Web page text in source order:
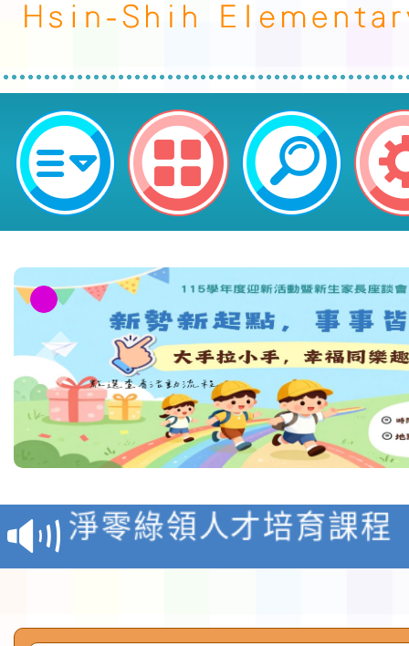
114「校園防毒守門員」師資培訓-
勢國民小學
教育部校安中心白海豚
報
淨零綠領人才培育課程
檢送桃園市115學年度
115年食農教育專業人